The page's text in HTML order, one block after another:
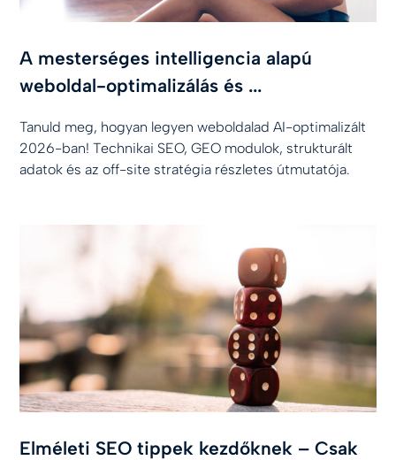
A mesterséges intelligencia alapú
weboldal-optimalizálás és ...
Tanuld meg, hogyan legyen weboldalad AI-optimalizált
2026-ban! Technikai SEO, GEO modulok, strukturált
adatok és az off-site stratégia részletes útmutatója.
Elméleti SEO tippek kezdőknek – Csak